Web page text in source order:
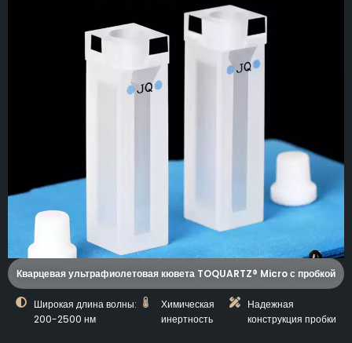
Кварцевая ультрафиолетовая кювета TOQUARTZ® Micro с пробкой
Широкая длина волны:
200-2500 нм
Химическая
инертность
Надежная
конструкция пробки